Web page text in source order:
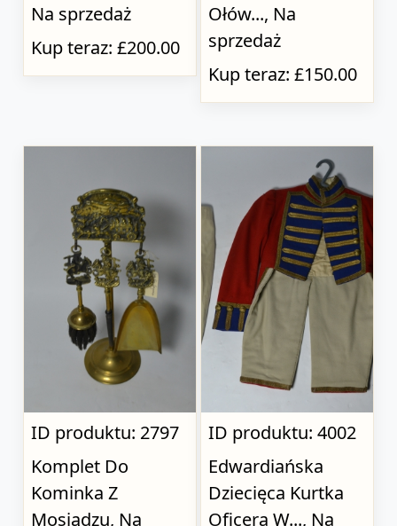
Na sprzedaż
Kup teraz: £200.00
Ołów..., Na
sprzedaż
Kup teraz: £150.00
ID produktu: 2797
Komplet Do
Kominka Z
Mosiądzu, Na
ID produktu: 4002
Edwardiańska
Dziecięca Kurtka
Oficera W..., Na